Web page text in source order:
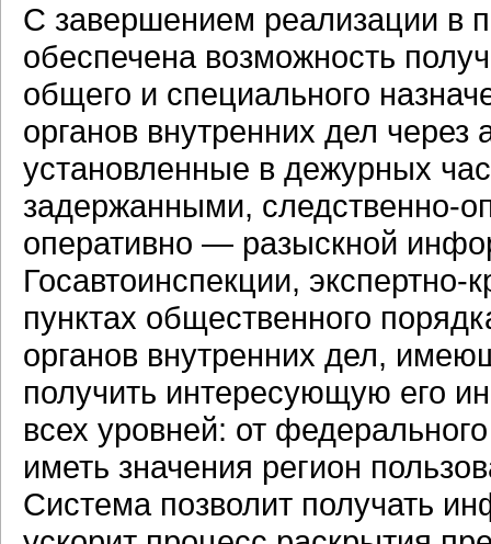
С завершением реализации в
обеспечена возможность
общего и специального
органов внутренних дел
установленные в дежурных
задержанными, следственно-
оперативно — разыскной
Госавтоинспекции,
пунктах общественного
органов внутренних дел,
получить интересующую его
всех уровней: от
иметь значения регион
Система позволит получать